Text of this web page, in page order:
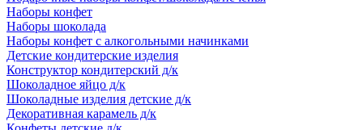
Наборы конфет
Наборы шоколада
Наборы конфет с алкогольными начинками
Детские кондитерские изделия
Конструктор кондитерский д/к
Шоколадное яйцо д/к
Шоколадные изделия детские д/к
Декоративная карамель д/к